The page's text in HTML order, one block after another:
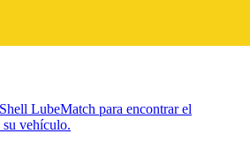
LubeMatch para encontrar el
su vehículo.